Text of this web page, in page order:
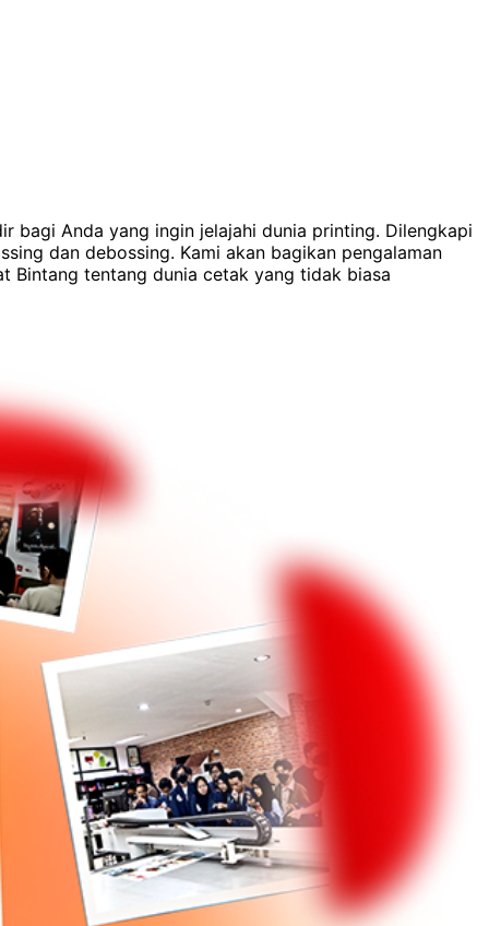
bagi Anda yang ingin jelajahi dunia printing. Dilengkapi
dan debossing. Kami akan bagikan pengalaman
Bintang tentang dunia cetak yang tidak biasa